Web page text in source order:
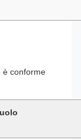
è conforme